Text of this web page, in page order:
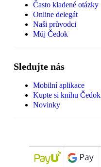
Často kladené otázky
Online delegát
Naši průvodci
Můj Čedok
Sledujte nás
Mobilní aplikace
Kupte si knihu Čedok
Novinky